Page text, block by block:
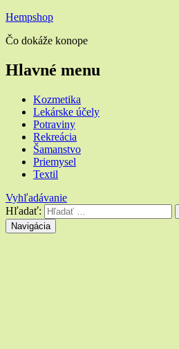
Hempshop
Čo dokáže konope
Hlavné menu
Kozmetika
Lekárske účely
Potraviny
Rekreácia
Šamanstvo
Priemysel
Textil
Vyhľadávanie
Hľadať:
Navigácia